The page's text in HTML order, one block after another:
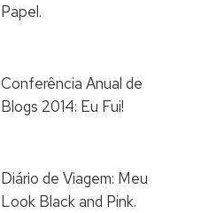
Papel.
Conferência Anual de
Blogs 2014: Eu Fui!
Diário de Viagem: Meu
Look Black and Pink.